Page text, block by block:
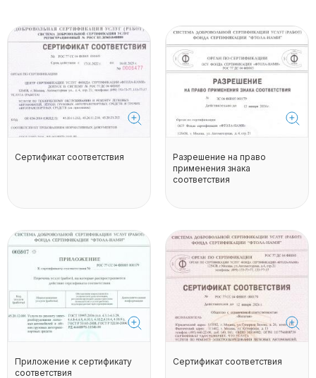
Сертификат соответствия
Разрешение на право
применения знака
соответствия
Приложение к сертификату
соответствия
Сертификат соответствия